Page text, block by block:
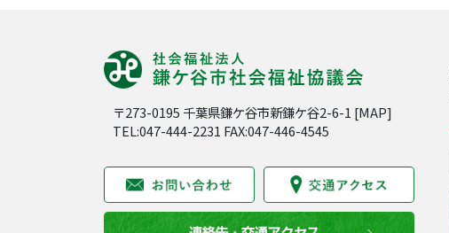
〒273-0195 千葉県鎌ケ谷市新鎌ケ谷2-6-1 [MAP]
TEL:047-444-2231 FAX:047-446-4545